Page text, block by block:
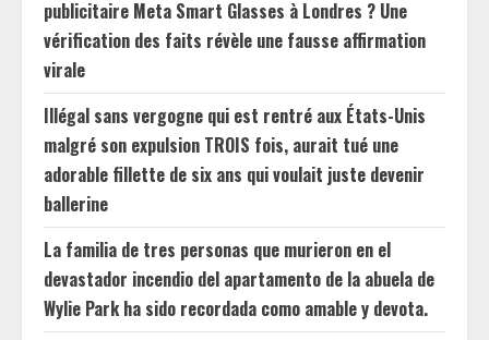
publicitaire Meta Smart Glasses à Londres ? Une
vérification des faits révèle une fausse affirmation
virale
Illégal sans vergogne qui est rentré aux États-Unis
malgré son expulsion TROIS fois, aurait tué une
adorable fillette de six ans qui voulait juste devenir
ballerine
La familia de tres personas que murieron en el
devastador incendio del apartamento de la abuela de
Wylie Park ha sido recordada como amable y devota.